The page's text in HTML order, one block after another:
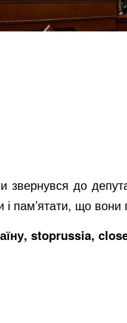
звернувся до
і пам’ятати, що
stoprussia,